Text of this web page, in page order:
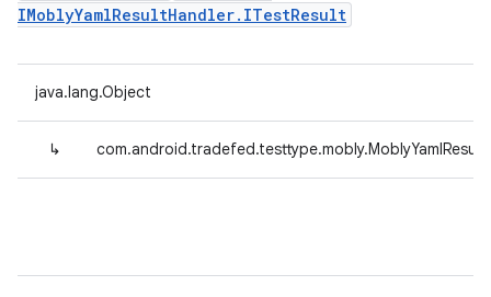
IMoblyYamlResultHandler.ITestResult
java.lang.Object
↳